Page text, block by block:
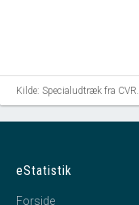
Kilde: Specialudtræk fra CVR.
eStatistik
Forside